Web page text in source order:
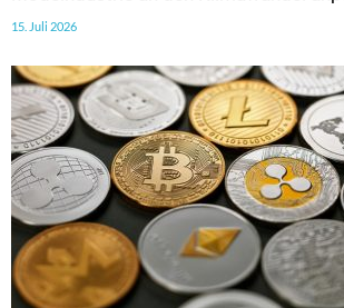
15. Juli 2026